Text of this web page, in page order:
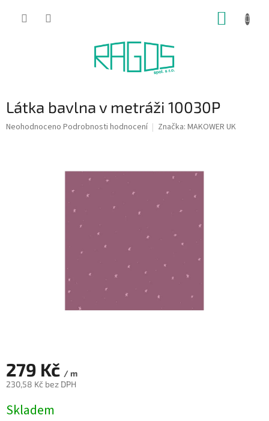
Látka bavlna v metráži 10030P
Průměrné
Neohodnoceno Podrobnosti hodnocení Značka: MAKOWER UK
279 Kč / m
230,58 Kč bez DPH
cena:
Skladem